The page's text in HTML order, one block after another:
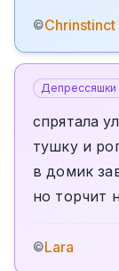
©Chrinstinct
Депрессяшки
спрятала
тушку и
в домик
но торчит
©Lara